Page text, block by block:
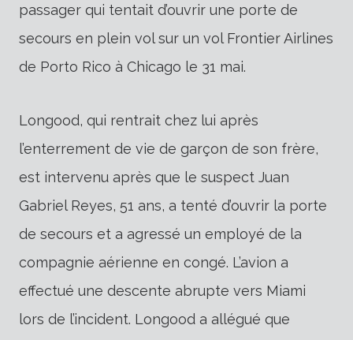
passager qui tentait d’ouvrir une porte de
secours en plein vol sur un vol Frontier Airlines
de Porto Rico à Chicago le 31 mai.
Longood, qui rentrait chez lui après
l’enterrement de vie de garçon de son frère,
est intervenu après que le suspect Juan
Gabriel Reyes, 51 ans, a tenté d’ouvrir la porte
de secours et a agressé un employé de la
compagnie aérienne en congé. L’avion a
effectué une descente abrupte vers Miami
lors de l’incident. Longood a allégué que